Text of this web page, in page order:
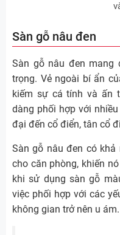
Sàn gỗ nâu đen
Sàn gỗ nâu đen mang
trọng. Vẻ ngoài bí ẩn
kiếm sự cá tính và ấn
dàng phối hợp với
đại đến cổ điển, tân cổ
Sàn gỗ nâu đen có
cho căn phòng, khiến
khi sử dụng sàn gỗ
việc phối hợp với các
không gian trở nên u ám.